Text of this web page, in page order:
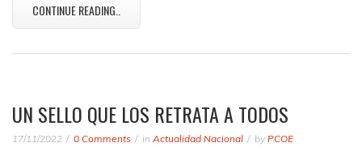
CONTINUE READING..
UN SELLO QUE LOS RETRATA A TODOS
17/11/2022 0 Comments in Actualidad Nacional by PCOE